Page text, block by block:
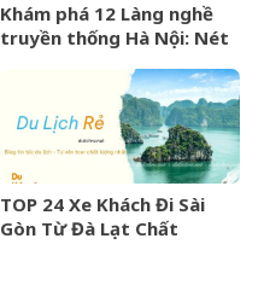
Khám phá 12 Làng nghề
truyền thống Hà Nội: Nét
TOP 24 Xe Khách Đi Sài
Gòn Từ Đà Lạt Chất